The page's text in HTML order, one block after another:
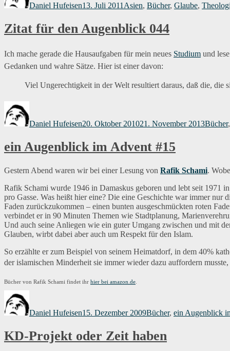
Daniel Hufeisen13. Juli 2011 Asien, Bücher, Glaube,
Zitat für den Augenblick 044
Ich mache gerade die Hausaufgaben für mein neues Studium und lese
Gedanken und wahre Sätze. Hier ist einer davon:
Viel Ungerechtigkeit in der Welt resultiert daraus, daß die, die
Daniel Hufeisen20. Oktober 201021. November 2013Bücher
ein Augenblick im Advent #15
Gestern Abend waren wir bei einer Lesung von Rafik Schami.
Rafik Schami wurde 1946 in Damaskus geboren und lebt seit 1971
pro Gasse. Was heißt hier eine? Die eine Geschichte war immer
Faden zurückzukommen – einen bunten ausgeschmückten roten
verbindet er in 90 Minuten Themen wie Stadtplanung,
Und auch seine Anliegen wie ein guter Umgang zwischen und mit
Glauben, wirbt dabei aber auch um Respekt für den Islam.
So erzählte er zum Beispiel von seinem Heimatdorf, in dem 40%
der islamischen Minderheit sie immer wieder dazu auffordern
Bücher von Rafik Schami findet ihr hier bei amazon.de
Daniel Hufeisen15. Dezember 2009Bücher, ein Augenblick
KD-Projekt oder Zeit haben